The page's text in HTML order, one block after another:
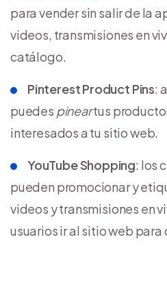
para vender sin salir de la
videos, transmisiones en
catálogo.
Pinterest Product Pins:
puedes pineartus
interesados a tu sitio web.
YouTube Shopping: los
pueden promocionar y
videos y transmisiones en
usuarios ir al sitio web para